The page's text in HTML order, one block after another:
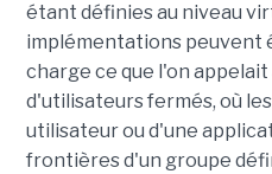
étant définies au niveau
implémentations peuvent
charge ce que l'on
d'utilisateurs fermés, où
utilisateur ou d'une
frontières d'un groupe